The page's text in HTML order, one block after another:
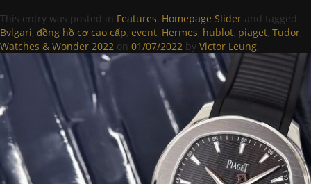
This entry was posted in Features, Homepage Slider and tagged
Bvlgari, đồng hồ cơ cao cấp, event, Hermes, hublot, piaget, Tudor,
Watches & Wonder 2022 on 01/07/2022 by Victor Leung.